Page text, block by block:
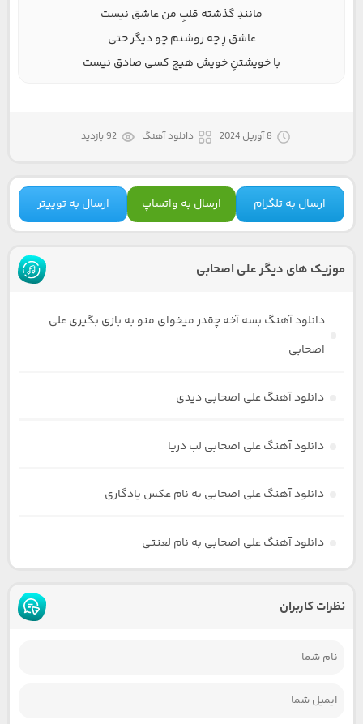
مانندِ گذشته قلبِ من عاشق نیست
عاشق زِ چه روشنم چو دیگر حتی
با خویشتنِ خویش هیچ کسی صادق نیست
8 آوریل 2024 دانلود آهنگ 92 بازدید
ارسال به تلگرام ارسال به واتساپ ارسال به توییتر
موزیک های دیگر علی اصحابی
دانلود آهنگ بسه آخه چقدر میخوای منو به بازی بگیری علی
اصحابی
دانلود آهنگ علی اصحابی دیدی
دانلود آهنگ علی اصحابی لب دریا
دانلود آهنگ علی اصحابی به نام عکس یادگاری
دانلود آهنگ علی اصحابی به نام لعنتی
نظرات کاربران